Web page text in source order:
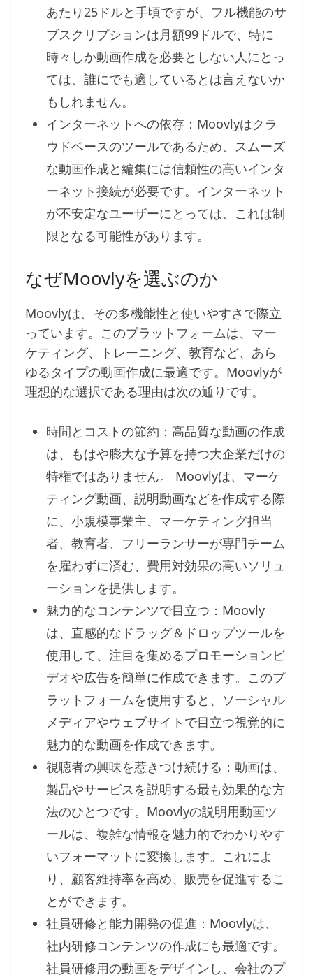
あたり25ドルと手頃ですが、フル機能のサ
ブスクリプションは月額99ドルで、特に
時々しか動画作成を必要としない人にとっ
ては、誰にでも適しているとは言えないか
もしれません。
インターネットへの依存：Moovlyはクラ
ウドベースのツールであるため、スムーズ
な動画作成と編集には信頼性の高いインタ
ーネット接続が必要です。インターネット
が不安定なユーザーにとっては、これは制
限となる可能性があります。
なぜMoovlyを選ぶのか
Moovlyは、その多機能性と使いやすさで際立
っています。このプラットフォームは、マー
ケティング、トレーニング、教育など、あら
ゆるタイプの動画作成に最適です。Moovlyが
理想的な選択である理由は次の通りです。
時間とコストの節約：高品質な動画の作成
は、もはや膨大な予算を持つ大企業だけの
特権ではありません。 Moovlyは、マーケ
ティング動画、説明動画などを作成する際
に、小規模事業主、マーケティング担当
者、教育者、フリーランサーが専門チーム
を雇わずに済む、費用対効果の高いソリュ
ーションを提供します。
魅力的なコンテンツで目立つ：Moovly
は、直感的なドラッグ＆ドロップツールを
使用して、注目を集めるプロモーションビ
デオや広告を簡単に作成できます。このプ
ラットフォームを使用すると、ソーシャル
メディアやウェブサイトで目立つ視覚的に
魅力的な動画を作成できます。
視聴者の興味を惹きつけ続ける：動画は、
製品やサービスを説明する最も効果的な方
法のひとつです。Moovlyの説明用動画ツ
ールは、複雑な情報を魅力的でわかりやす
いフォーマットに変換します。これによ
り、顧客維持率を高め、販売を促進するこ
とができます。
社員研修と能力開発の促進：Moovlyは、
社内研修コンテンツの作成にも最適です。
社員研修用の動画をデザインし、会社のプ